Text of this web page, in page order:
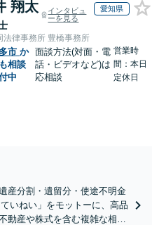
翔太
インタビュ
ーを見る
愛知県
法律事務所 豊橋事務所
市 か
相談
中
面談方法(対面・電
話・ビデオなど)は
応相談
営業時
間：本日
定休日
産分割・遺留分・使途不明金
いねい」をモットーに、高品
動産や株式を含む複雑な相続